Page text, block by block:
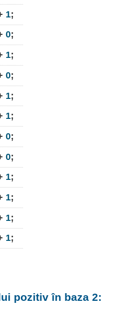
1;
0;
1;
0;
1;
1;
0;
0;
1;
1;
1;
1;
pozitiv în baza 2: